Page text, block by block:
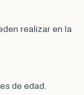
realizar en la
de edad.